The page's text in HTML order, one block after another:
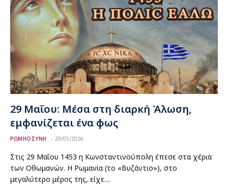
29 Μαΐου: Μέσα στη διαρκή Άλωση,
εμφανίζεται ένα φως
ΡΩΜΗΟΣΥΝΗ 29/05/2026
Στις 29 Μαΐου 1453 η Κωνσταντινούπολη έπεσε στα χέρια
των Οθωμανών. Η Ρωμανία (το «Βυζάντιο»), στο
μεγαλύτερο μέρος της, είχε…